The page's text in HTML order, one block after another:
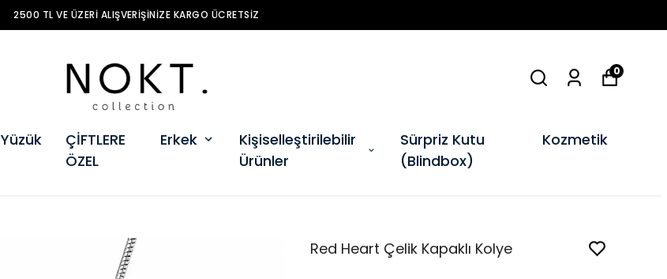
2500 TL VE ÜZERI ALIŞVERIŞINIZE KARGO ÜCRETSIZ
Yüzük
ÇİFTLERE
ÖZEL
Erkek
Kişiselleştirilebilir
Ürünler
Sürpriz Kutu
(Blindbox)
Kozmetik
0
Red Heart Çelik Kapaklı Kolye